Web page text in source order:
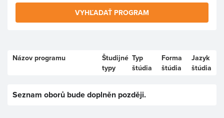
VYHĽADAŤ PROGRAM
Názov programu
Študijné
typy
Typ
štúdia
Forma
štúdia
Jazyk
štúdia
Seznam oborů bude doplněn později.